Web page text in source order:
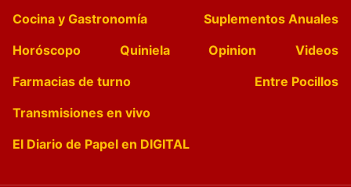
Cocina y Gastronomía
Suplementos Anuales
Horóscopo
Quiniela Opinion
Videos
Farmacias de turno
Entre Pocillos
Transmisiones en vivo
El Diario de Papel en DIGITAL